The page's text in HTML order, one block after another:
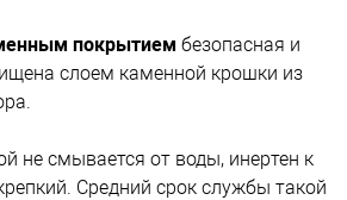
покрытием безопасная и
слоем каменной крошки из
не смывается от воды, инертен к
Средний срок службы такой